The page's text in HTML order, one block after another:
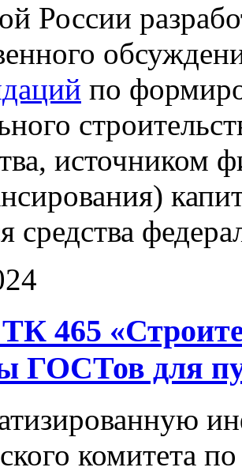
России
по
источником
средства
465
ГОСТов для
комитета